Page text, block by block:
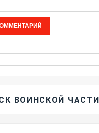
ВОИНСКОЙ ЧАСТИ